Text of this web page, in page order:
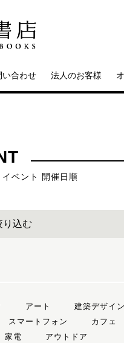
い合わせ 法人のお客様
ベント 開催日順
り込む
アート 建築デザイン
スマートフォン カフェ
家電 アウトドア